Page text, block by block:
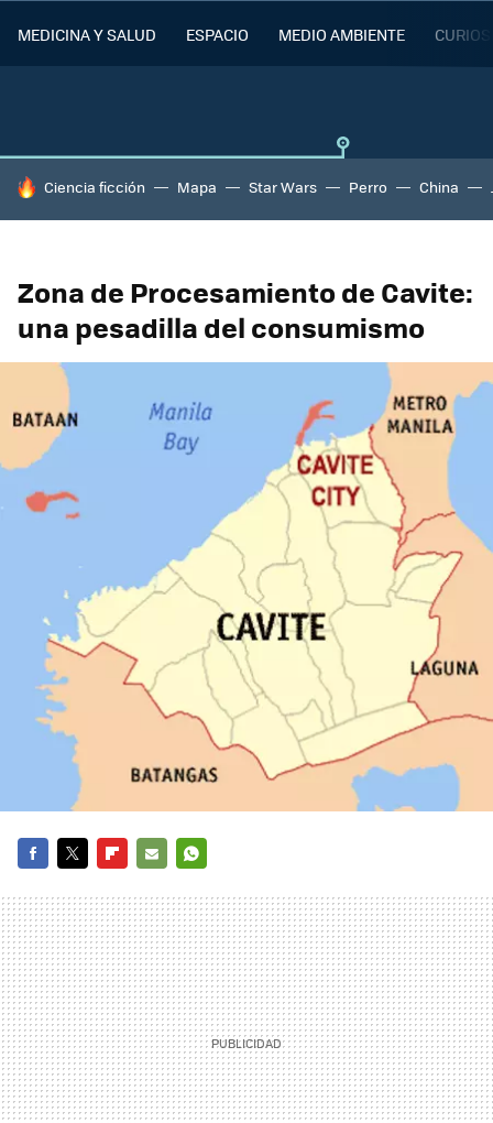
MEDICINA Y SALUD ESPACIO MEDIO AMBIENTE
HOY SE HABLA DE
Ciencia ficción Mapa Star Wars Perro China
Zona de Procesamiento de Cavite:
una pesadilla del consumismo
MAIL